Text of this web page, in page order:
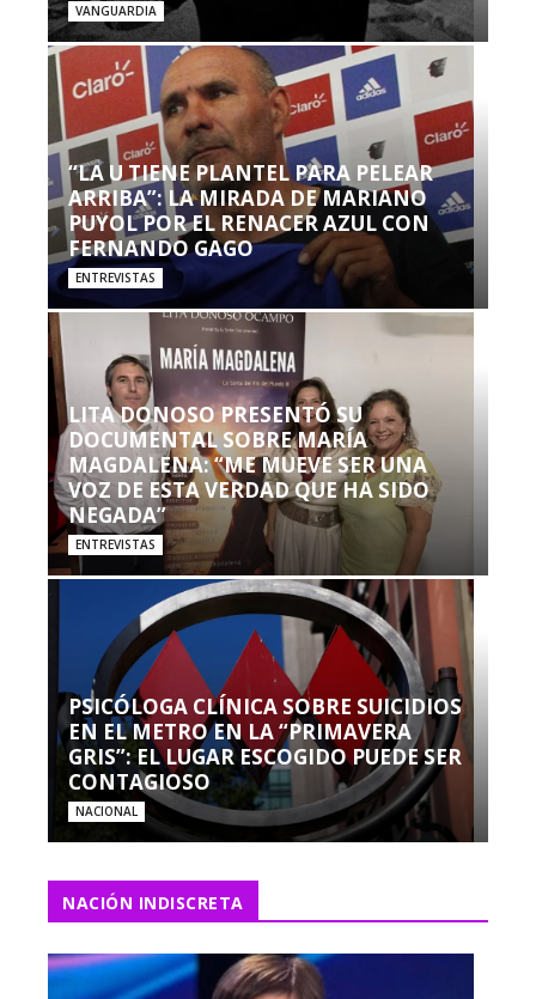
VANGUARDIA
“LA U TIENE PLANTEL PARA PELEAR
ARRIBA”: LA MIRADA DE MARIANO
PUYOL POR EL RENACER AZUL CON
FERNANDO GAGO
ENTREVISTAS
LITA DONOSO PRESENTÓ SU
DOCUMENTAL SOBRE MARÍA
MAGDALENA: “ME MUEVE SER UNA
VOZ DE ESTA VERDAD QUE HA SIDO
NEGADA”
ENTREVISTAS
PSICÓLOGA CLÍNICA SOBRE SUICIDIOS
EN EL METRO EN LA “PRIMAVERA
GRIS”: EL LUGAR ESCOGIDO PUEDE SER
CONTAGIOSO
NACIONAL
NACIÓN INDISCRETA